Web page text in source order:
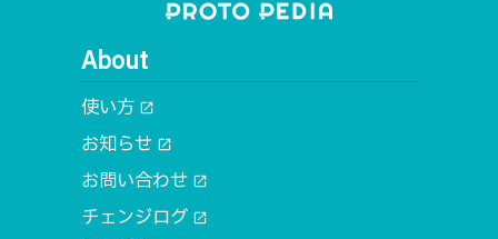
About
使い方 open_in_new
お知らせ open_in_new
お問い合わせ open_in_new
チェンジログ open_in_new